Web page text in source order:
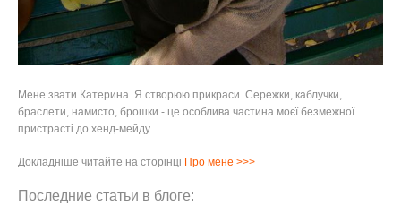
Мене звати Катерина.Я створюю прикраси.Сережки, каблучки,
браслети, намисто, брошки - це особлива частина моєї безмежної
пристрасті до хенд-мейду.
Докладніше читайте на сторінці Про мене >>>
Последние статьи в блоге: